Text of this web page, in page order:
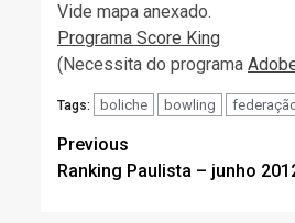
Vide mapa anexado.
Programa Score King
(Necessita do programa
Tags: boliche bowling
Post
navigation
Previous
Ranking Paulista – junho